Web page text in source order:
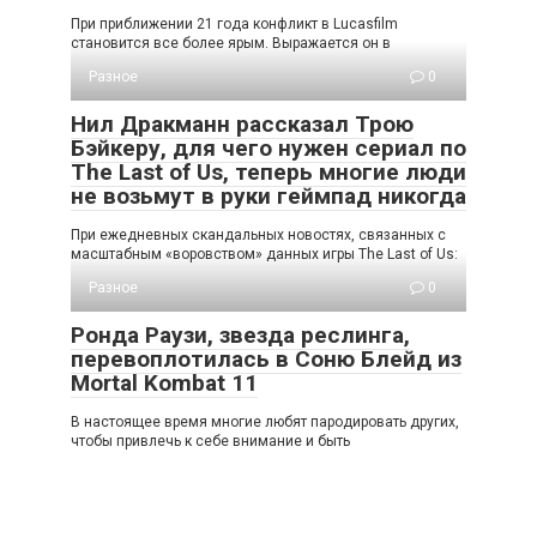
При приближении 21 года конфликт в Lucasfilm
становится все более ярым. Выражается он в
Разное
0
Нил Дракманн рассказал Трою
Бэйкеру, для чего нужен сериал по
The Last of Us, теперь многие люди
не возьмут в руки геймпад никогда
При ежедневных скандальных новостях, связанных с
масштабным «воровством» данных игры The Last of Us:
Разное
0
Ронда Раузи, звезда реслинга,
перевоплотилась в Соню Блейд из
Mortal Kombat 11
В настоящее время многие любят пародировать других,
чтобы привлечь к себе внимание и быть